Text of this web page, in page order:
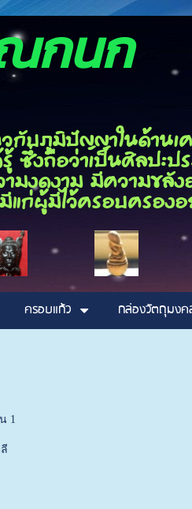
-คุณ
ปัญญาในด้านเครื่
งถือว่าเป็นศิลปะปร
มงดงาม มีความขลั
แก่ผู้มีไว้ครอบครอ
ครอบแก้ว กล่องวัตถุมงค
1